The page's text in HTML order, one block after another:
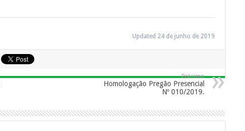
Updated 24 de junho de 2019
Próximo
Homologação Pregão Presencial
Nº 010/2019.